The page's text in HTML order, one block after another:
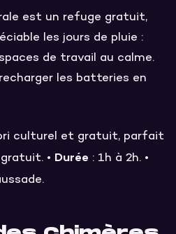
est un refuge gratuit,
les jours de pluie :
de travail au calme.
les batteries en
culturel et gratuit, parfait
gratuit. • Durée : 1h à 2h. •